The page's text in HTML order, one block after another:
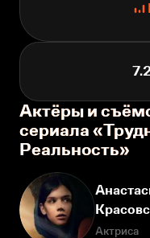
Актёры и
сериала
Реальность»
Актриса